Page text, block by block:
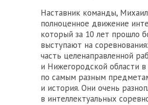
Наставник команды,
полноценное движение
который за 10 лет прошло
выступают на
часть целенаправленной
и Нижегородской области
по самым разным
и история. Они очень
в интеллектуальных